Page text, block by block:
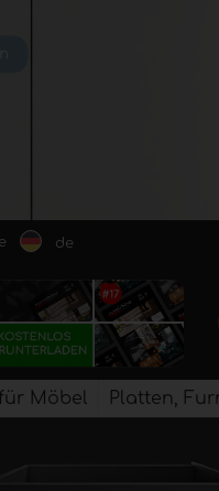
de
Möbel Platten,